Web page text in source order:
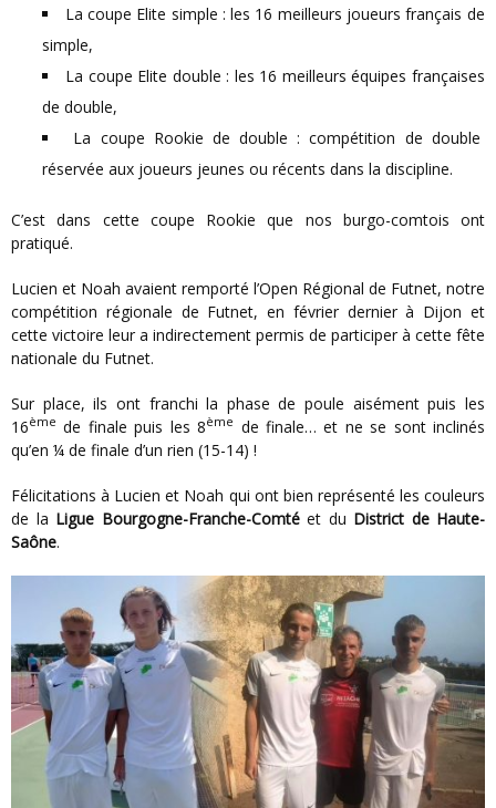
La coupe Elite simple : les 16 meilleurs joueurs français de
simple,
La coupe Elite double : les 16 meilleurs équipes françaises
de double,
La coupe Rookie de double : compétition de double
réservée aux joueurs jeunes ou récents dans la discipline.
C’est dans cette coupe Rookie que nos burgo-comtois ont
pratiqué.
Lucien et Noah avaient remporté l’Open Régional de Futnet, notre
compétition régionale de Futnet, en février dernier à Dijon et
cette victoire leur a indirectement permis de participer à cette fête
nationale du Futnet.
Sur place, ils ont franchi la phase de poule aisément puis les
16ème de finale puis les 8ème de finale… et ne se sont inclinés
qu’en ¼ de finale d’un rien (15-14) !
Félicitations à Lucien et Noah qui ont bien représenté les couleurs
de la Ligue Bourgogne-Franche-Comtéet du District de Haute-
Saône.